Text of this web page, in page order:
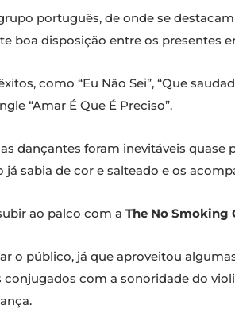
português, de onde se
boa disposição entre os presentes
como “Eu Não Sei”, “Que
“Amar É Que É Preciso”.
dançantes foram inevitáveis quase
sabia de cor e salteado e os
ao palco com a The No Smoking
o público, já que aproveitou
com a sonoridade do